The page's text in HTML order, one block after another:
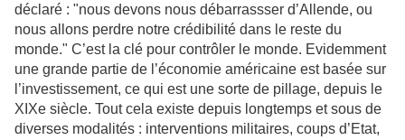
déclaré : "nous devons nous débarrassser d’Allende, ou
nous allons perdre notre crédibilité dans le reste du
monde." C’est la clé pour contrôler le monde. Evidemment
une grande partie de l’économie américaine est basée sur
l’investissement, ce qui est une sorte de pillage, depuis le
XIXe siècle. Tout cela existe depuis longtemps et sous de
diverses modalités : interventions militaires, coups d’Etat,